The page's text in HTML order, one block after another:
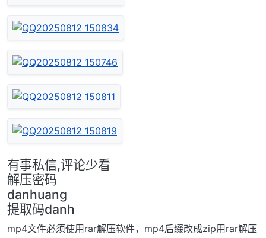
有事私信,评论少看
解压密码
danhuang
提取码danh
mp4文件必须使用rar解压软件，mp4后缀改成zip用rar解压